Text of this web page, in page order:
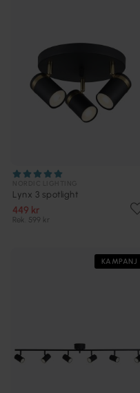
Lynx 3 spotlight
449 kr
Rek. 599 kr
KAMPANJ